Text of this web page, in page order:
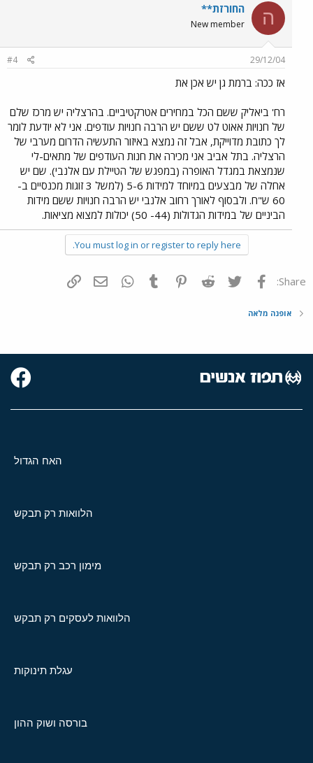
ה החורזת**
New member
29/12/04
#4
אז ככה: ברמת גן יש אכן את
רח' ביאליק ששם הכל במחירים אטרקטיביים. בהרצליה יש מרכז שלם
של חנויות אאוט לט ששם יש הרבה חנויות עודפים. אני לא יודעת לומר
לך כתובת מדוייקת, אבל זה נמצא באיזור התעשיה הדרום מערבי של
הרצליה. בתל אביב אני מכירה את חנות העודפים של מתאים-לי
שנמצאת במגדל האופרה (במפגש של הטיילת עם אלנבי). שם יש
אחלה של מבצעים במיוחד למידות 5-6 (למשל 3 זוגות מכנסיים ב-
60 ש"ח. ולבסוף לאורך רחוב אלנבי יש הרבה חנויות ששם מידות
הביניים של במידות הגדולות (44- 50) יכולות למצוא מציאות.
You must log in or register to reply here.
Share: פייסבוק Twitter
Reddit
Pinterest
Tumblr
WhatsAppדואר אלקטרוני
אופנה מלאה
האח הגדול
הלוואות רק תבקש
מימון רכב רק תבקש
הלוואות לעסקים רק תבקש
עגלת תינוקות
בורסה ושוק ההון